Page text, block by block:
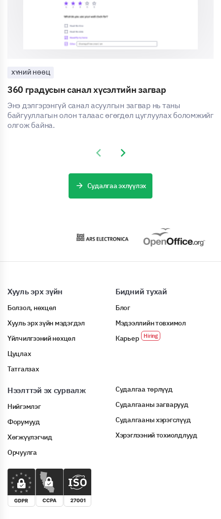
ХҮНИЙ НӨӨЦ
360 градусын санал хүсэлтийн загвар
Энэ дэлгэрэнгүй санал асуулгын загвар нь таны
байгууллагын олон талаас өгөгдөл цуглуулах боломжийг
олгож байна.
Previous slide
Next slide
Судалгаа эхлүүлэх
Хууль эрх зүйн
Болзол, нөхцөл
Хууль эрх зүйн мэдэгдэл
Үйлчилгээний нөхцөл
Цуцлах
Татгалзах
Бидний тухай
Блог
Мэдээллийн товхимол
Карьер
Нээлттэй эх сурвалж
Нийгэмлэг
Форумууд
Хөгжүүлэгчид
Орчуулга
Судалгаа төрлүүд
Судалгааны загварууд
Судалгааны хэрэгслүүд
Хэрэглээний тохиолдлууд